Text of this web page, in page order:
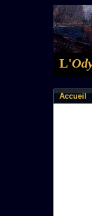
L'
Accueil